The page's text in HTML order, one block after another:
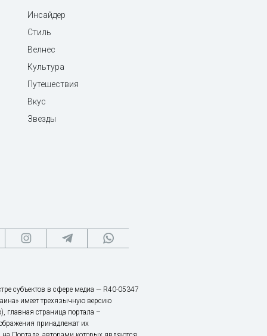
Инсайдер
Стиль
Велнес
Культура
Путешествия
Вкус
Звезды
субъектов в сфере медиа — R40-05347
имеет трехязычную версию
главная страница портала –
принадлежат их